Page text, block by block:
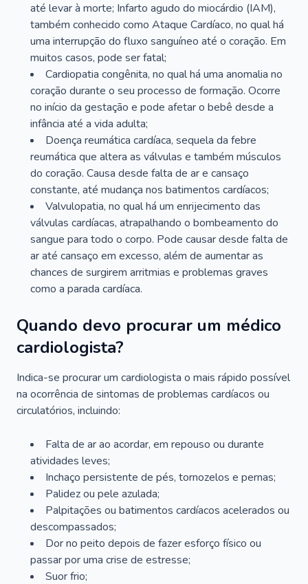
até levar à morte; Infarto agudo do miocárdio (IAM),
também conhecido como Ataque Cardíaco, no qual há
uma interrupção do fluxo sanguíneo até o coração. Em
muitos casos, pode ser fatal;
Cardiopatia congênita, no qual há uma anomalia no
coração durante o seu processo de formação. Ocorre
no início da gestação e pode afetar o bebê desde a
infância até a vida adulta;
Doença reumática cardíaca, sequela da febre
reumática que altera as válvulas e também músculos
do coração. Causa desde falta de ar e cansaço
constante, até mudança nos batimentos cardíacos;
Valvulopatia, no qual há um enrijecimento das
válvulas cardíacas, atrapalhando o bombeamento do
sangue para todo o corpo. Pode causar desde falta de
ar até cansaço em excesso, além de aumentar as
chances de surgirem arritmias e problemas graves
como a parada cardíaca.
Quando devo procurar um médico
cardiologista?
Indica-se procurar um cardiologista o mais rápido possível
na ocorrência de sintomas de problemas cardíacos ou
circulatórios, incluindo:
Falta de ar ao acordar, em repouso ou durante
atividades leves;
Inchaço persistente de pés, tornozelos e pernas;
Palidez ou pele azulada;
Palpitações ou batimentos cardíacos acelerados ou
descompassados;
Dor no peito depois de fazer esforço físico ou
passar por uma crise de estresse;
Suor frio;